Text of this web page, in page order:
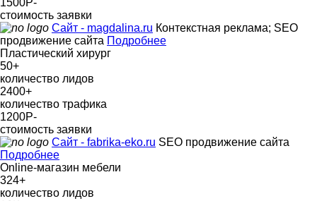
стоимость заявки
Сайт - magdalina.ru Контекстная реклама; SEO
продвижение сайта Подробнее
Пластический хирург
50+
количество лидов
2400+
количество трафика
1200Р-
стоимость заявки
Сайт - fabrika-eko.ru SEO продвижение сайта
Подробнее
Online-магазин мебели
324+
количество лидов